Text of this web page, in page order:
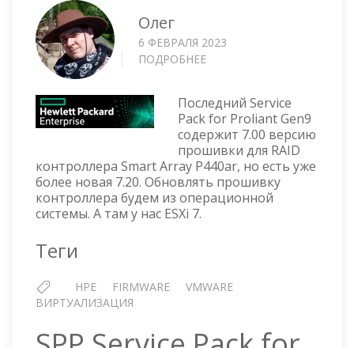
Олег
6 ФЕВРАЛЯ 2023
ПОДРОБНЕЕ
ОБНОВЛЯЕМ
ПРОШИВКУ
КОНТРОЛЛЕРА
SMART
ARRAY
ЧЕРЕЗ
ESXI
Последний Service
Pack for Proliant Gen9
содержит 7.00 версию
прошивки для RAID
контроллера Smart Array P440ar, но есть уже
более новая 7.20. Обновлять прошивку
контроллера будем из операционной
системы. А там у нас ESXi 7.
Теги
HPE FIRMWARE
VMWARE
ВИРТУАЛИЗАЦИЯ